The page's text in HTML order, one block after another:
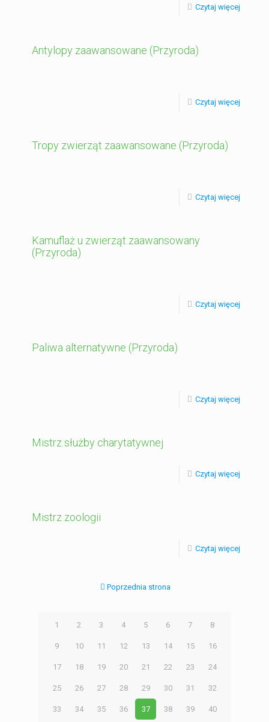
Czytaj więcej
Antylopy zaawansowane (Przyroda)
Czytaj więcej
Tropy zwierząt zaawansowane (Przyroda)
Czytaj więcej
Kamuflaż u zwierząt zaawansowany
(Przyroda)
Czytaj więcej
Paliwa alternatywne (Przyroda)
Czytaj więcej
Mistrz służby charytatywnej
Czytaj więcej
Mistrz zoologii
Czytaj więcej
Poprzednia strona
1 2 3 4 5 6 7 8
9 10 11 12 13 14 15 16
17 18 19 20 21 22 23 24
25 26 27 28 29 30 31 32
33 34 35 36 37 38 39 40